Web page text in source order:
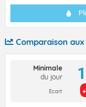
Comparaison
Minimale
du jour
Ecart